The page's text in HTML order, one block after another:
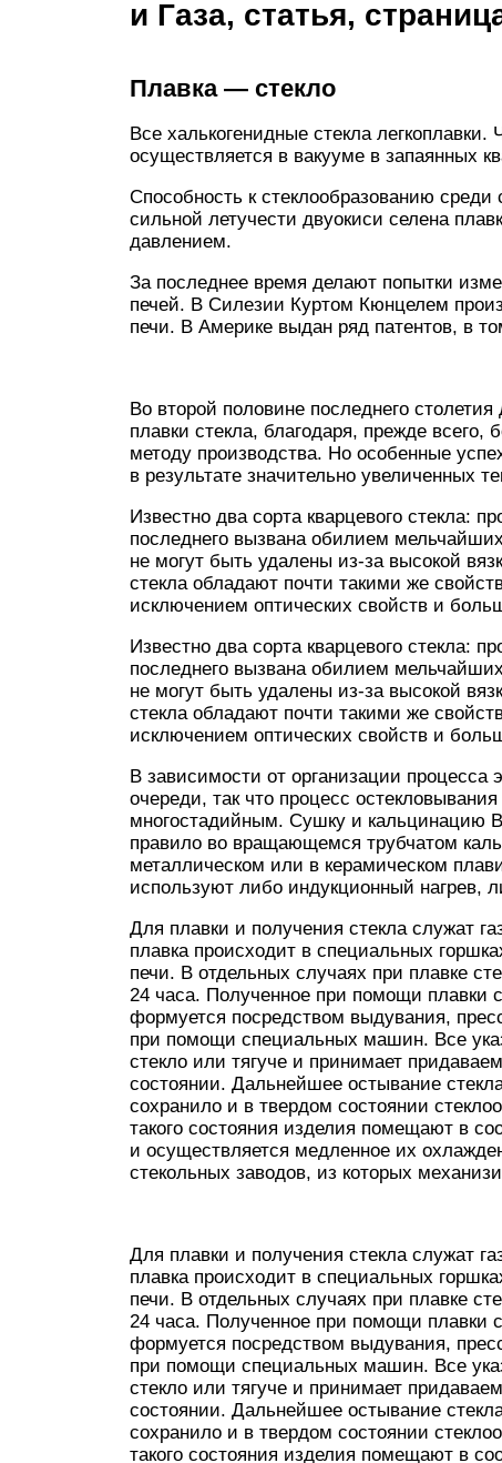
и Газа, статья,
Плавка — стекло
Все халькогенидные стекла
осуществляется в вакууме в запаянных
Способность к стеклообразованию
сильной летучести двуокиси селена
давлением.
За последнее время делают попытки
печей. В Силезии Куртом Кюнцелем
печи. В Америке выдан ряд патентов, в
Во второй половине последнего
плавки стекла, благодаря, прежде
методу производства. Но особенные
в результате значительно увеличенных
Известно два сорта кварцевого стекла:
последнего вызвана обилием
не могут быть удалены из-за высокой
стекла обладают почти такими же
исключением оптических свойств и
Известно два сорта кварцевого стекла:
последнего вызвана обилием
не могут быть удалены из-за высокой
стекла обладают почти такими же
исключением оптических свойств и
В зависимости от организации процесса
очереди, так что процесс
многостадийным. Сушку и кальцинацию
правило во вращающемся трубчатом
металлическом или в керамическом
используют либо индукционный нагрев,
Для плавки и получения стекла служат
плавка происходит в специальных
печи. В отдельных случаях при плавке
24 часа. Полученное при помощи плавки
формуется посредством выдувания,
при помощи специальных машин. Все
стекло или тягуче и принимает
состоянии. Дальнейшее остывание
сохранило и в твердом состоянии
такого состояния изделия помещают в
и осуществляется медленное их
стекольных заводов, из которых
Для плавки и получения стекла служат
плавка происходит в специальных
печи. В отдельных случаях при плавке
24 часа. Полученное при помощи плавки
формуется посредством выдувания,
при помощи специальных машин. Все
стекло или тягуче и принимает
состоянии. Дальнейшее остывание
сохранило и в твердом состоянии
такого состояния изделия помещают в